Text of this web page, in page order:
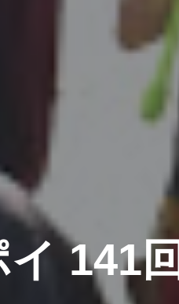
141回